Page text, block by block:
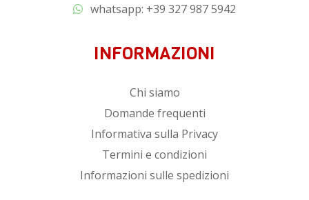
whatsapp: +39 327 987 5942
INFORMAZIONI
Chi siamo
Domande frequenti
Informativa sulla Privacy
Termini e condizioni
Informazioni sulle spedizioni